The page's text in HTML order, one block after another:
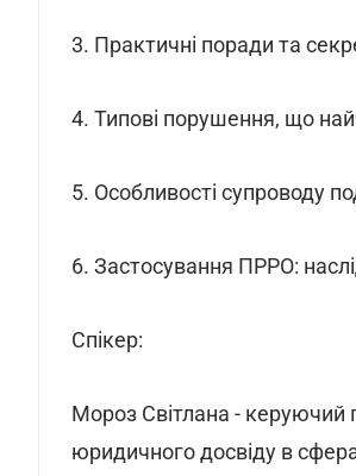
3. Практичні поради та
4. Типові порушення, що
5. Особливості супроводу
6. Застосування ПРРО:
Спікер:
Мороз Світлана - керуючий
юридичного досвіду в